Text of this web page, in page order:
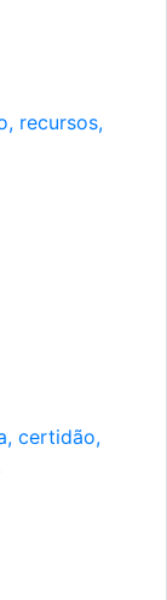
recursos,
certidão,